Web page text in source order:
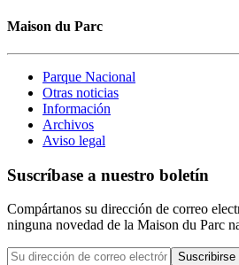
Maison du Parc
Parque Nacional
Otras noticias
Información
Archivos
Aviso legal
Suscríbase a nuestro boletín
Compártanos su dirección de correo
ninguna novedad de la Maison du Parc
Suscribirse